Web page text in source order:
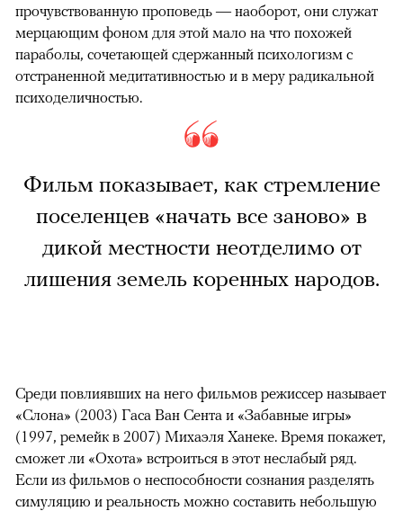
прочувствованную проповедь — наоборот, они служат
мерцающим фоном для этой мало на что похожей
параболы, сочетающей сдержанный психологизм с
отстраненной медитативностью и в меру радикальной
психоделичностью.
Фильм показывает, как стремление
поселенцев «начать все заново» в
дикой местности неотделимо от
лишения земель коренных народов.
Среди повлиявших на него фильмов режиссер называет
«Слона» (2003) Гаса Ван Сента и «Забавные игры»
(1997, ремейк в 2007) Михаэля Ханеке. Время покажет,
сможет ли «Охота» встроиться в этот неслабый ряд.
Если из фильмов о неспособности сознания разделять
симуляцию и реальность можно составить небольшую